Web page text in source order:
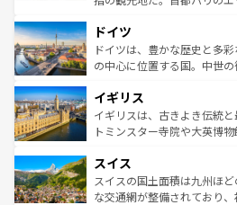
せる。地方によって風土や
性
ンテンツ一覧を参照してほ
で、幅広い魅力が詰まって
聖堂、美しいビーチ、そし
から魅了する。また、フラ
いる。シャンパンの発祥地で
香り高いラベンダー畑など
らに、パリ以外の地域にも
れる地方に足を運ぶとそれぞ
きるだろう。 なお、
を参照してほしい。
ドイツ
ドイツは、豊かな歴史と多
の中心に位置する国。中世
顔を持つこの国は、どこを歩
ルリンの文化的活気、バイ
してライン川沿いのワイン
は、お酒好きな人にはぜひ体験してほ
ドイツ情報はコンテンツ一覧
イギリス
イギリスは、古きよき伝統
トミンスター寺院や大英博
リアごとに異なる魅力がある
ティー、ビール好きにはた
戦など、本場だからこそで
スイス
スイスの国土面積は九州ほ
な交通網が整備されており